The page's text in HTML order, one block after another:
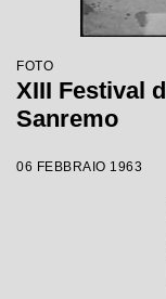
FOTO
XIII Festival
Sanremo
06 FEBBRAIO 1963